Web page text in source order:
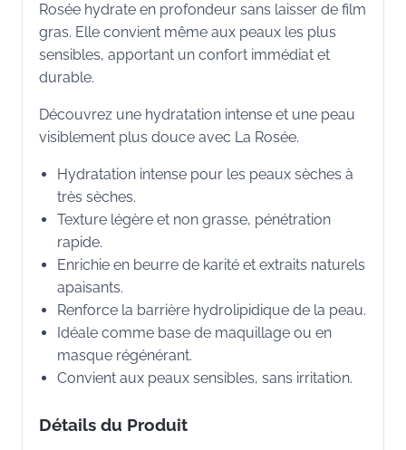
Rosée hydrate en profondeur sans laisser de film
gras. Elle convient même aux peaux les plus
sensibles, apportant un confort immédiat et
durable.
Découvrez une hydratation intense et une peau
visiblement plus douce avec La Rosée.
Hydratation intense pour les peaux sèches à
très sèches.
Texture légère et non grasse, pénétration
rapide.
Enrichie en beurre de karité et extraits naturels
apaisants.
Renforce la barrière hydrolipidique de la peau.
Idéale comme base de maquillage ou en
masque régénérant.
Convient aux peaux sensibles, sans irritation.
Détails du Produit